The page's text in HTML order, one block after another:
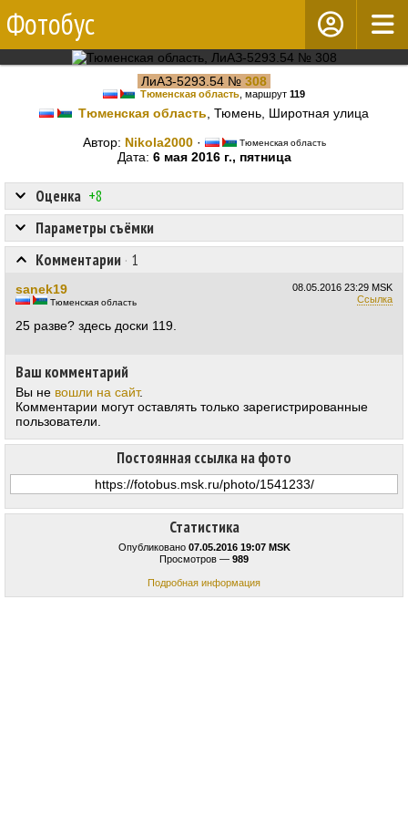
Фотобус
ЛиАЗ-5293.54 № 308
Тюменская область , маршрут 119
Тюменская область , Тюмень, Широтная улица
Автор: Nikola2000· Тюменская область
Дата: 6 мая 2016 г., пятница
Статистика
Опубликовано 07.05.2016 19:07 MSK
Просмотров — 989
Подробная информация
Оценка +8
Постоянная ссылка на фото
Параметры съёмки
Комментарии · 1
08.05.2016 23:29 MSK
Ссылка
sanek19
Тюменская область
25 разве? здесь доски 119.
Ваш комментарий
Вы не вошли на сайт.
Комментарии могут оставлять только зарегистрированные
пользователи.